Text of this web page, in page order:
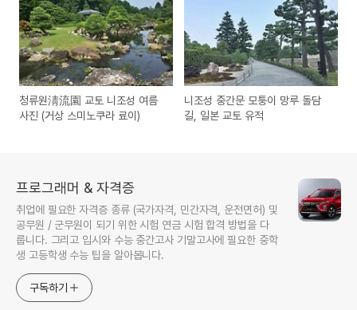
청류원淸流園 교토 니조성 여름
사진 (거상 스미노쿠라 료이)
니조성 중간문 모퉁이 망루 돌담
길, 일본 교토 유적
프로그래머 & 자격증
취업에 필요한 자격증 종류 (국가자격, 민간자격, 운전면허) 및
공무원 / 군무원이 되기 위한 시험 연금 시험 합격 방법을 다
룹니다. 그리고 입시와 수능 중간고사 기말고사에 필요한 중학
생 고등학생 수능 팁을 알아봅니다.
구독하기